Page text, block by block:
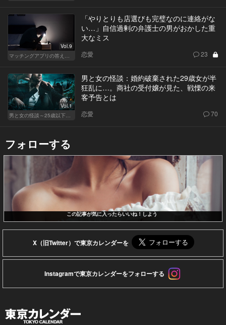
Vol.9
「やりとりも店選びも完璧なのに連絡がな
い…」自信過剰の弁護士の男がおかした重
大なミス
恋愛 23
Vol.1
男と女の怪談：婚約破棄された29歳女が半
狂乱に…。商社の受付嬢が見た、戦慄の来
客予告とは
恋愛 70
フォローする
この記事が気に入ったらいいね！しよう
X（旧Twitter）で東京カレンダーを
Instagramで東京カレンダーをフォローする